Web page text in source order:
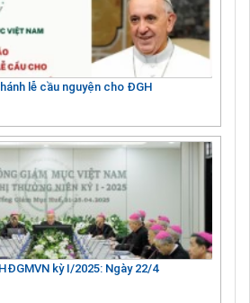
lễ cầu nguyện cho ĐGH
kỳ I/2025: Ngày 22/4